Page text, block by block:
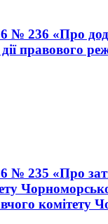
№ 236 «Про
правового
№ 235 «Про
комітету